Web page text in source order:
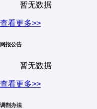
暂无数据
查看更多>>
网报公告
暂无数据
查看更多>>
调剂办法